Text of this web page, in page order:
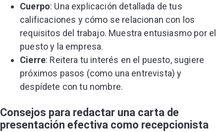
Cuerpo: Una explicación detallada de tus
calificaciones y cómo se relacionan con los
requisitos del trabajo. Muestra entusiasmo por el
puesto y la empresa.
Cierre: Reitera tu interés en el puesto, sugiere
próximos pasos (como una entrevista) y
despídete con tu nombre.
Consejos para redactar una carta de
presentación efectiva como recepcionista